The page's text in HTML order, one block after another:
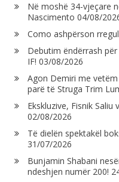
Në moshë 34-vjeçare
Nascimento 04/08/
Como ashpërson
Debutim ëndërrash
IF! 03/08/2026
Agon Demiri me
parë të Struga Trim
Ekskluzive, Fisnik Saliu
02/08/2026
Të dielën spektakël
31/07/2026
Bunjamin Shabani
ndeshjen numër 200!